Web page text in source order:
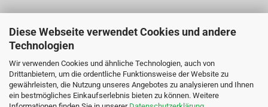
Diese Webseite verwendet Cookies und andere
Technologien
Wir verwenden Cookies und ähnliche Technologien, auch von
Drittanbietern, um die ordentliche Funktionsweise der Website zu
gewährleisten, die Nutzung unseres Angebotes zu analysieren und Ihnen
ein bestmögliches Einkaufserlebnis bieten zu können. Weitere